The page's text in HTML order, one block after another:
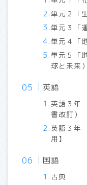
単元２「
単元３「
単元４「
単元５「
球と未来）
英語
英語３年
書改訂）
英語３年
用】
国語
古典